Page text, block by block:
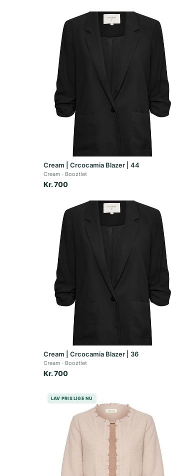
Cream | Crcocamia Blazer | 44
Cream Booztlet
Kr. 700
Cream | Crcocamia Blazer | 36
Cream Booztlet
Kr. 700
LAV PRIS LIGE NU